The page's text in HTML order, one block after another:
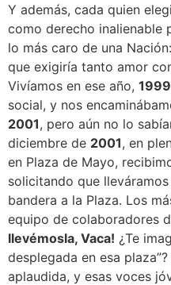
Y además, cada quien
como derecho inalienable
lo más caro de una
que exigiría tanto amor
Vivíamos en ese año, 1999
social, y nos
2001, pero aún no lo
diciembre de 2001, en
en Plaza de Mayo,
solicitando que
bandera a la Plaza. Los
equipo de colaboradores
llevémosla, Vaca! ¿Te
desplegada en esa
aplaudida, y esas voces